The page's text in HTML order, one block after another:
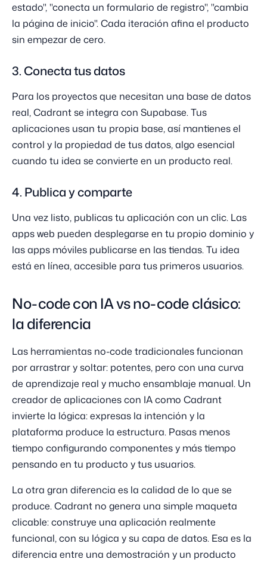
estado", "conecta un formulario de registro", "cambia
la página de inicio". Cada iteración afina el producto
sin empezar de cero.
3. Conecta tus datos
Para los proyectos que necesitan una base de datos
real, Cadrant se integra con Supabase. Tus
aplicaciones usan tu propia base, así mantienes el
control y la propiedad de tus datos, algo esencial
cuando tu idea se convierte en un producto real.
4. Publica y comparte
Una vez listo, publicas tu aplicación con un clic. Las
apps web pueden desplegarse en tu propio dominio y
las apps móviles publicarse en las tiendas. Tu idea
está en línea, accesible para tus primeros usuarios.
No-code con IA vs no-code clásico:
la diferencia
Las herramientas no-code tradicionales funcionan
por arrastrar y soltar: potentes, pero con una curva
de aprendizaje real y mucho ensamblaje manual. Un
creador de aplicaciones con IA como Cadrant
invierte la lógica: expresas la intención y la
plataforma produce la estructura. Pasas menos
tiempo configurando componentes y más tiempo
pensando en tu producto y tus usuarios.
La otra gran diferencia es la calidad de lo que se
produce. Cadrant no genera una simple maqueta
clicable: construye una aplicación realmente
funcional, con su lógica y su capa de datos. Esa es la
diferencia entre una demostración y un producto